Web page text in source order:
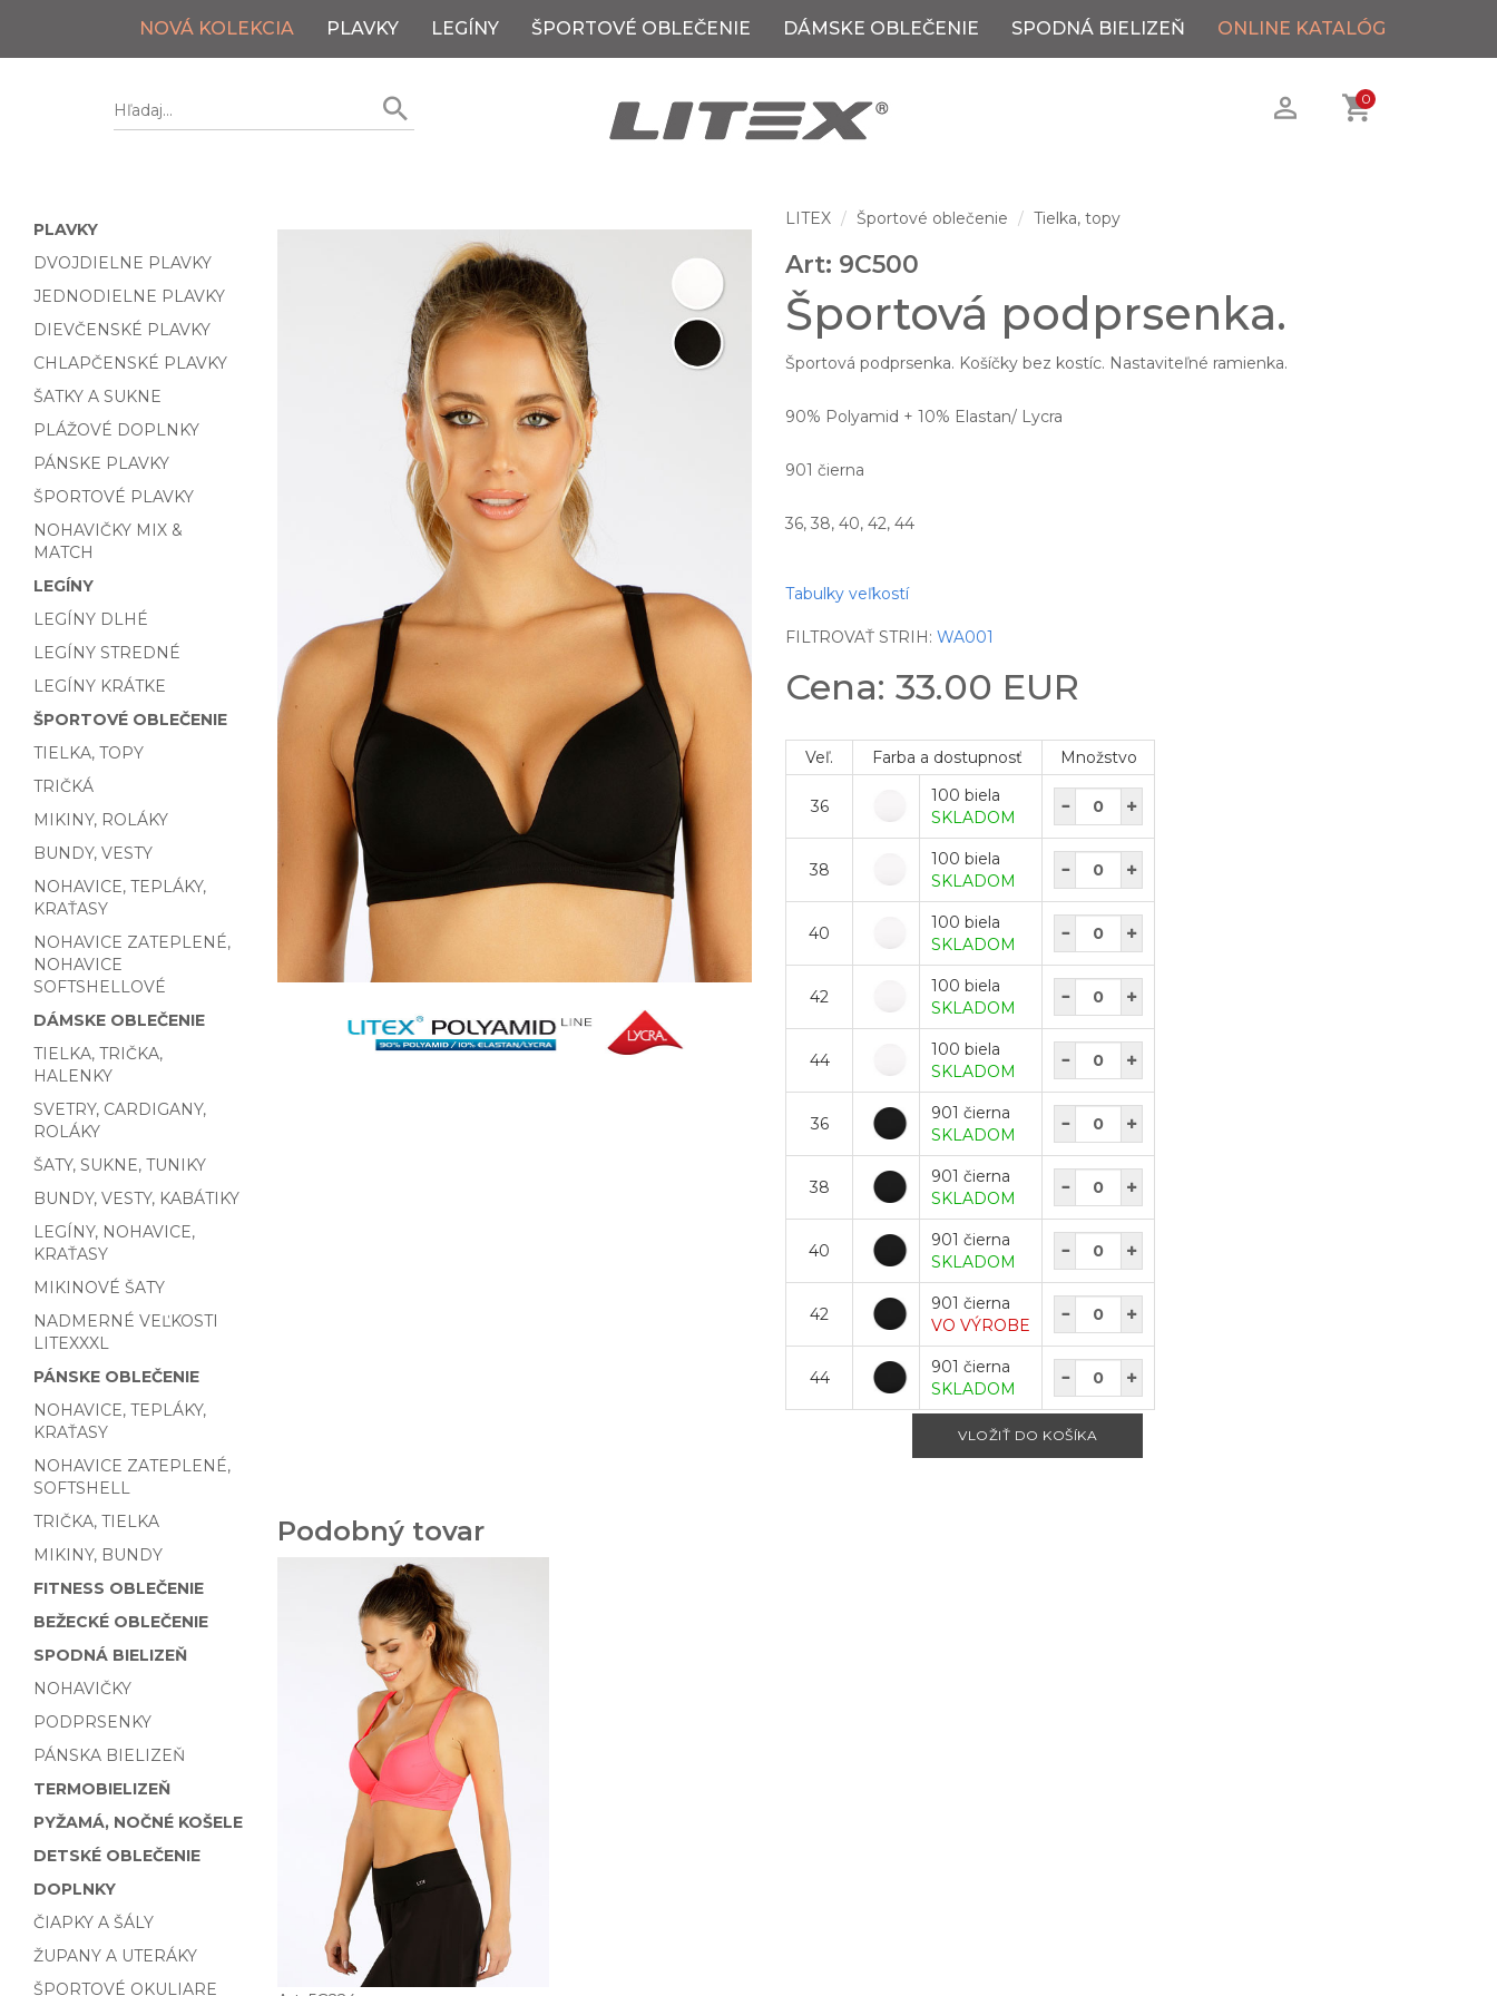
NOVÁ KOLEKCIA PLAVKY LEGÍNY ŠPORTOVÉ OBLEČENIE DÁMSKE OBLEČENIE SPODNÁ BIELIZEŇ ONLINE KATALÓG
0
PLAVKY
DVOJDIELNE PLAVKY
JEDNODIELNE PLAVKY
DIEVČENSKÉ PLAVKY
CHLAPČENSKÉ PLAVKY
ŠATKY A SUKNE
PLÁŽOVÉ DOPLNKY
PÁNSKE PLAVKY
ŠPORTOVÉ PLAVKY
NOHAVIČKY MIX &
MATCH
LEGÍNY
LEGÍNY DLHÉ
LEGÍNY STREDNÉ
LEGÍNY KRÁTKE
ŠPORTOVÉ OBLEČENIE
TIELKA, TOPY
TRIČKÁ
MIKINY, ROLÁKY
BUNDY, VESTY
NOHAVICE, TEPLÁKY,
KRAŤASY
NOHAVICE ZATEPLENÉ,
NOHAVICE
SOFTSHELLOVÉ
DÁMSKE OBLEČENIE
TIELKA, TRIČKA,
HALENKY
SVETRY, CARDIGANY,
ROLÁKY
ŠATY, SUKNE, TUNIKY
BUNDY, VESTY, KABÁTIKY
LEGÍNY, NOHAVICE,
KRAŤASY
MIKINOVÉ ŠATY
NADMERNÉ VEĽKOSTI
LITEXXXL
PÁNSKE OBLEČENIE
NOHAVICE, TEPLÁKY,
KRAŤASY
NOHAVICE ZATEPLENÉ,
SOFTSHELL
TRIČKA, TIELKA
MIKINY, BUNDY
FITNESS OBLEČENIE
BEŽECKÉ OBLEČENIE
SPODNÁ BIELIZEŇ
NOHAVIČKY
PODPRSENKY
PÁNSKA BIELIZEŇ
TERMOBIELIZEŇ
PYŽAMÁ, NOČNÉ KOŠELE
DETSKÉ OBLEČENIE
DOPLNKY
ČIAPKY A ŠÁLY
ŽUPANY A UTERÁKY
ŠPORTOVÉ OKULIARE
LITEX Športové oblečenie Tielka, topy
Art: 9C500
Športová podprsenka.
Športová podprsenka. Košíčky bez kostíc. Nastaviteľné ramienka.
90% Polyamid + 10% Elastan/ Lycra
901 čierna
36, 38, 40, 42, 44
Tabulky veľkostí
FILTROVAŤ STRIH:WA001
Cena: 33.00 EUR
Veľ. Farba a dostupnosť Množstvo
36
100 biela
SKLADOM
38
100 biela
SKLADOM
40
100 biela
SKLADOM
42
100 biela
SKLADOM
44
100 biela
SKLADOM
36
901 čierna
SKLADOM
38
901 čierna
SKLADOM
40
901 čierna
SKLADOM
42
901 čierna
VO VÝROBE
44
901 čierna
SKLADOM
Podobný tovar